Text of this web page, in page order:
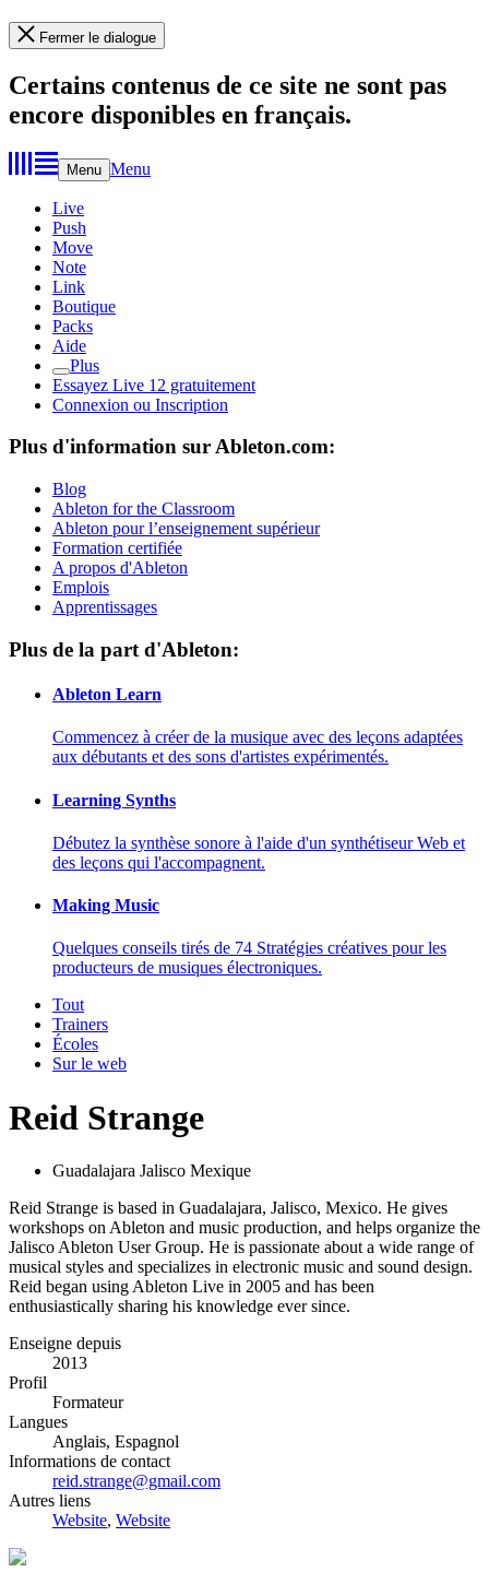
Fermer le dialogue
Certains contenus de ce site ne sont pas
encore disponibles en français.
Menu Menu
Live
Push
Move
Note
Link
Boutique
Packs
Aide
Plus
Essayez Live 12 gratuitement
Connexion ou Inscription
Plus d'information sur Ableton.com:
Blog
Ableton for the Classroom
Ableton pour l’enseignement supérieur
Formation certifiée
A propos d'Ableton
Emplois
Apprentissages
Plus de la part d'Ableton:
Ableton Learn
Commencez à créer de la musique avec des leçons adaptées
aux débutants et des sons d'artistes expérimentés.
Learning Synths
Débutez la synthèse sonore à l'aide d'un synthétiseur Web et
des leçons qui l'accompagnent.
Making Music
Quelques conseils tirés de 74 Stratégies créatives pour les
producteurs de musiques électroniques.
Tout
Trainers
Écoles
Sur le web
Reid Strange
Guadalajara Jalisco Mexique
Reid Strange is based in Guadalajara, Jalisco, Mexico. He gives
workshops on Ableton and music production, and helps organize the
Jalisco Ableton User Group. He is passionate about a wide range of
musical styles and specializes in electronic music and sound design.
Reid began using Ableton Live in 2005 and has been
enthusiastically sharing his knowledge ever since.
Enseigne depuis
2013
Profil
Formateur
Langues
Anglais, Espagnol
Informations de contact
reid.strange@gmail.com
Autres liens
Website, Website